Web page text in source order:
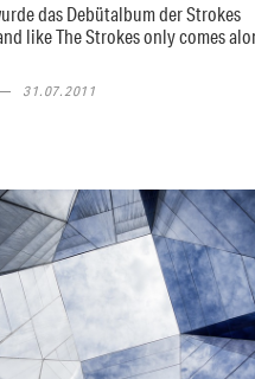
das Debütalbum der Strokes
like The Strokes only comes
31.07.2011